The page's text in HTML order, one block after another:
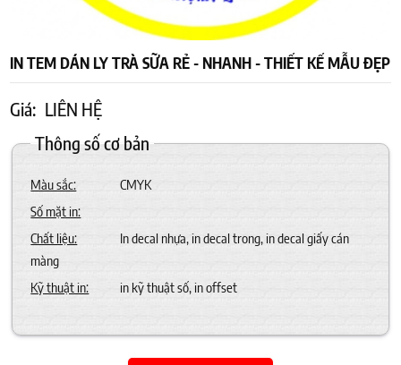
IN TEM DÁN LY TRÀ SỮA RẺ - NHANH - THIẾT KẾ MẪU ĐẸP
Giá: LIÊN HỆ
Thông số cơ bản
Màu sắc:
CMYK
Số mặt in:
Chất liệu:
In decal nhựa, in decal trong, in decal giấy cán
màng
Kỹ thuật in:
in kỹ thuật số, in offset